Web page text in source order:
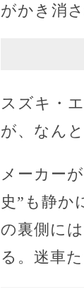
がかき消
スズキ・
が、なん
メーカー
史”も静か
の裏側に
る。迷車